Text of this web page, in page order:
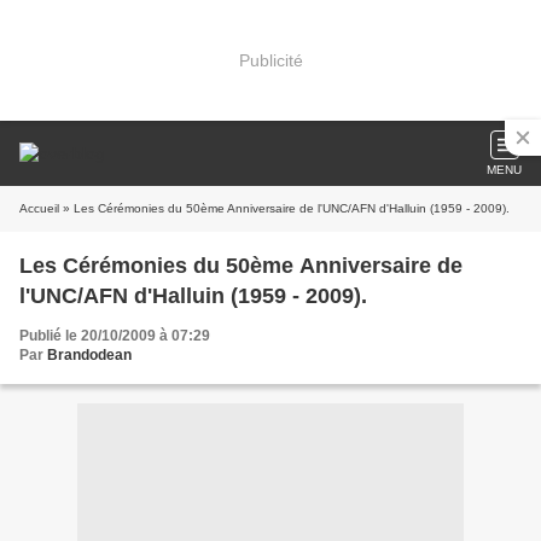
Publicité
MENU
Accueil » Les Cérémonies du 50ème Anniversaire de l'UNC/AFN d'Halluin (1959 - 2009).
Les Cérémonies du 50ème Anniversaire de
l'UNC/AFN d'Halluin (1959 - 2009).
Publié le 20/10/2009 à 07:29
Par Brandodean